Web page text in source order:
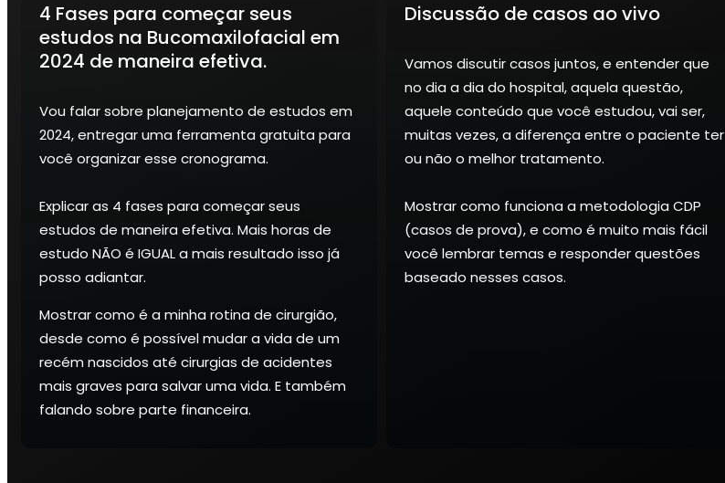
4 Fases para começar seus
estudos na Bucomaxilofacial em
2024 de maneira efetiva.
Vou falar sobre planejamento de estudos em
2024, entregar uma ferramenta gratuita para
você organizar esse cronograma.
Explicar as 4 fases para começar seus
estudos de maneira efetiva. Mais horas de
estudo NÃO é IGUAL a mais resultado isso já
posso adiantar.
Mostrar como é a minha rotina de cirurgião,
desde como é possível mudar a vida de um
recém nascidos até cirurgias de acidentes
mais graves para salvar uma vida. E também
falando sobre parte financeira.
Discussão de casos ao vivo
Vamos discutir casos juntos, e entender que
no dia a dia do hospital, aquela questão,
aquele conteúdo que você estudou, vai ser,
muitas vezes, a diferença entre o paciente ter
ou não o melhor tratamento.
Mostrar como funciona a metodologia CDP
(casos de prova), e como é muito mais fácil
você lembrar temas e responder questões
baseado nesses casos.